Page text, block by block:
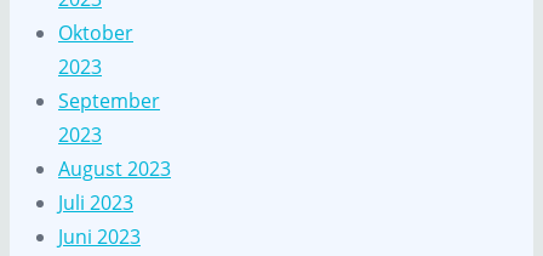
Oktober
2023
September
2023
August 2023
Juli 2023
Juni 2023